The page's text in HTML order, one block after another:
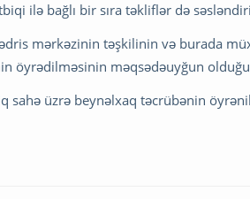
ilə bağlı bir sıra təkliflər də
mərkəzinin təşkilinin və burada
öyrədilməsinin məqsədəuyğun
sahə üzrə beynəlxaq təcrübənin